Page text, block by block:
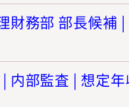
財務部 部長候補
内部監査 | 想定